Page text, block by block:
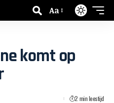
Aa
komt op
2 min leestijd